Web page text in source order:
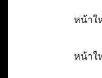
หน้าใ
หน้าใ